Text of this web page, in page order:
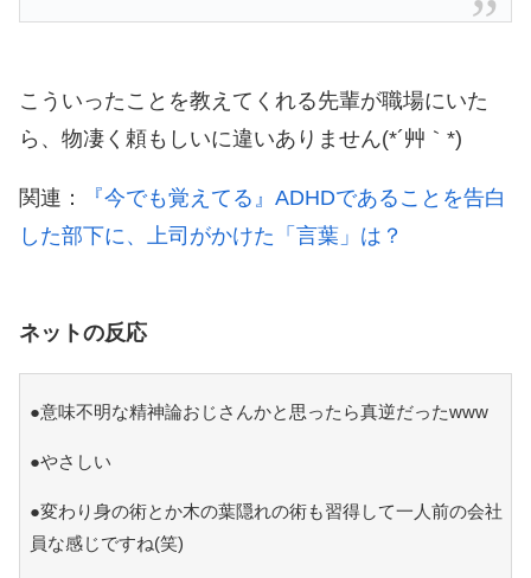
こういったことを教えてくれる先輩が職場にいた
ら、物凄く頼もしいに違いありません(*´艸｀*)
関連：
『今でも覚えてる』ADHDであることを告白
した部下に、上司がかけた「言葉」は？
ネットの反応
●意味不明な精神論おじさんかと思ったら真逆だったwww
●やさしい
●変わり身の術とか木の葉隠れの術も習得して一人前の会社
員な感じですね(笑)